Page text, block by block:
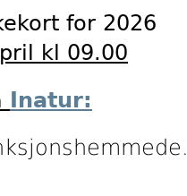
for 2026
kl 09.00
Inatur: